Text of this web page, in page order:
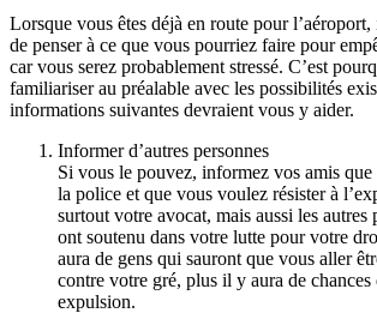
Lorsque vous êtes déjà en route pour
de penser à ce que vous pourriez faire pour
car vous serez probablement stressé. C’est
familiariser au préalable avec les possibilités
informations suivantes devraient vous y aider.
Informer d’autres personnes
Si vous le pouvez, informez vos amis que
la police et que vous voulez résister à
surtout votre avocat, mais aussi les autres
ont soutenu dans votre lutte pour votre
aura de gens qui sauront que vous aller
contre votre gré, plus il y aura de chances
expulsion.